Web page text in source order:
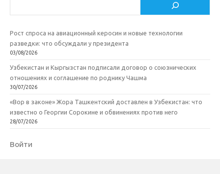
Рост спроса на авиационный керосин и новые технологии
разведки: что обсуждали у президента
03/08/2026
Узбекистан и Кыргызстан подписали договор о союзнических
отношениях и соглашение по роднику Чашма
30/07/2026
«Вор в законе» Жора Ташкентский доставлен в Узбекистан: что
известно о Георгии Сорокине и обвинениях против него
28/07/2026
Войти